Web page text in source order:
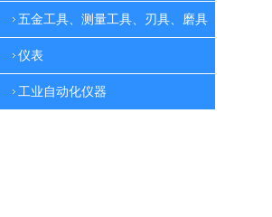
五金工具、测量工具、刃具、磨具
仪表
工业自动化仪器